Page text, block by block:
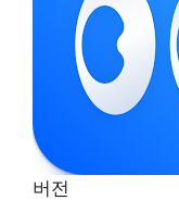
버전